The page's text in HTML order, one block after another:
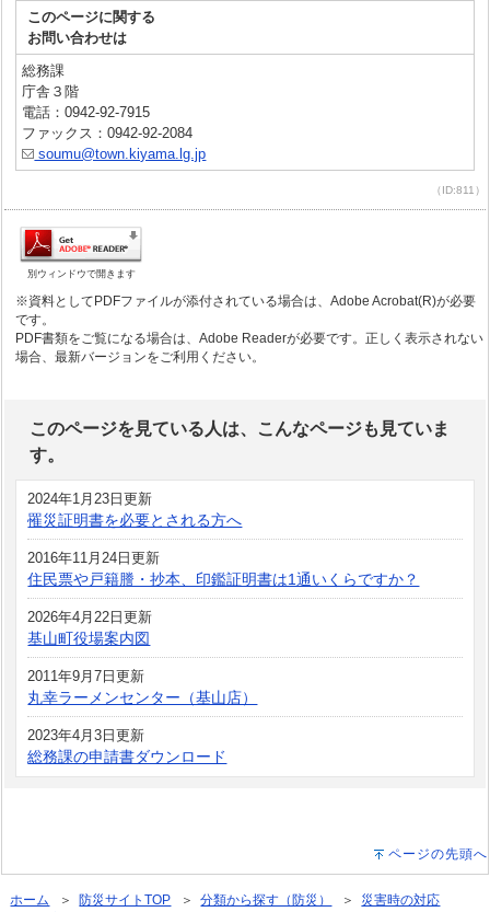
このページに関する
お問い合わせは
総務課
庁舎３階
電話：0942-92-7915
ファックス：0942-92-2084
soumu@town.kiyama.lg.jp
（ID:811）
別ウィンドウで開きます
※資料としてPDFファイルが添付されている場合は、Adobe Acrobat(R)が必要
です。
PDF書類をご覧になる場合は、Adobe Readerが必要です。正しく表示されない
場合、最新バージョンをご利用ください。
このページを見ている人は、こんなページも見ていま
す。
2024年1月23日更新
罹災証明書を必要とされる方へ
2016年11月24日更新
住民票や戸籍謄・抄本、印鑑証明書は1通いくらですか？
2026年4月22日更新
基山町役場案内図
2011年9月7日更新
丸幸ラーメンセンター（基山店）
2023年4月3日更新
総務課の申請書ダウンロード
ページの先頭へ
ホーム ＞ 防災サイトTOP ＞分類から探す（防災） ＞ 災害時の対応